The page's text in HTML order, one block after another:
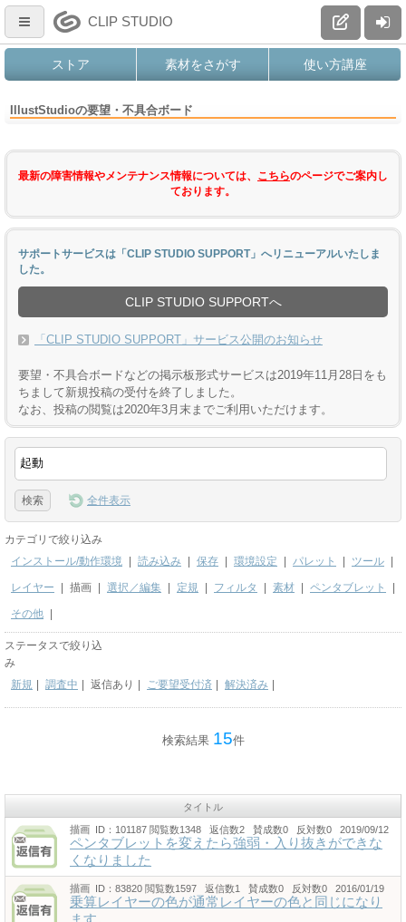
CLIP STUDIO
ストア 素材をさがす 使い方講座
IllustStudioの要望・不具合ボード
最新の障害情報やメンテナンス情報については、 こちらのページでご案内し
ております。
サポートサービスは「CLIP STUDIO SUPPORT」へリニューアルいたしま
した。
CLIP STUDIO SUPPORTへ
「CLIP STUDIO SUPPORT」サービス公開のお知らせ
要望・不具合ボードなどの掲示板形式サービスは2019年11月28日をも
ちまして新規投稿の受付を終了しました。
なお、投稿の閲覧は2020年3月末までご利用いただけます。
全件表示
カテゴリで絞り込み
インストール/動作環境
読み込み 保存 環境設定 パレット ツール
レイヤー 描画 選択／編集 定規 フィルタ 素材 ペンタブレット
その他
ステータスで絞り込
み
新規
調査中 返信あり ご要望受付済 解決済み
検索結果 15件
タイトル
描画 ID：101187 閲覧数1348 返信数2 賛成数0 反対数0 2019/09/12
ペンタブレットを変えたら強弱・入り抜きができな
くなりました
描画 ID：83820 閲覧数1597 返信数1 賛成数0 反対数0 2016/01/19
乗算レイヤーの色が通常レイヤーの色と同じになり
ます。